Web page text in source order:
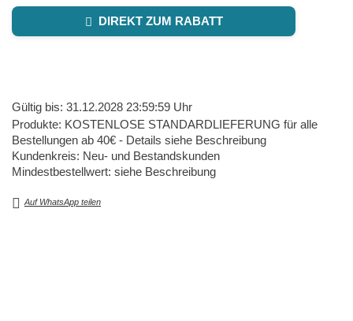
DIREKT ZUM RABATT
Gültig bis: 31.12.2028 23:59:59 Uhr
Produkte: KOSTENLOSE STANDARDLIEFERUNG für alle
Bestellungen ab 40€ - Details siehe Beschreibung
Kundenkreis: Neu- und Bestandskunden
Mindestbestellwert: siehe Beschreibung
Auf WhatsApp teilen